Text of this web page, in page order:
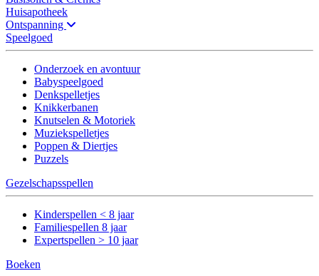
Huisapotheek
Ontspanning
Speelgoed
Onderzoek en avontuur
Babyspeelgoed
Denkspelletjes
Knikkerbanen
Knutselen & Motoriek
Muziekspelletjes
Poppen & Diertjes
Puzzels
Gezelschapsspellen
Kinderspellen < 8 jaar
Familiespellen 8 jaar
Expertspellen > 10 jaar
Boeken